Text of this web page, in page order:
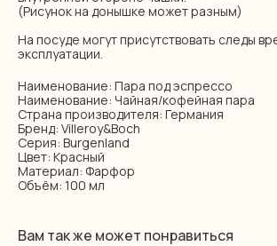
(Рисунок на донышке может разным)
На посуде могут присутствовать следы
эксплуатации.
Наименование: Пара под эспрессо
Наименование: Чайная/кофейная пара
Страна производителя: Германия
Бренд: Villeroy&Boch
Серия: Burgenland
Цвет: Красный
Материал: Фарфор
Объём: 100 мл
Вам так же может понравиться